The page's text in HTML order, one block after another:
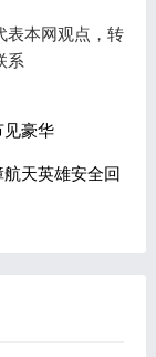
表本网观点，转
系
见豪华
天英雄安全回